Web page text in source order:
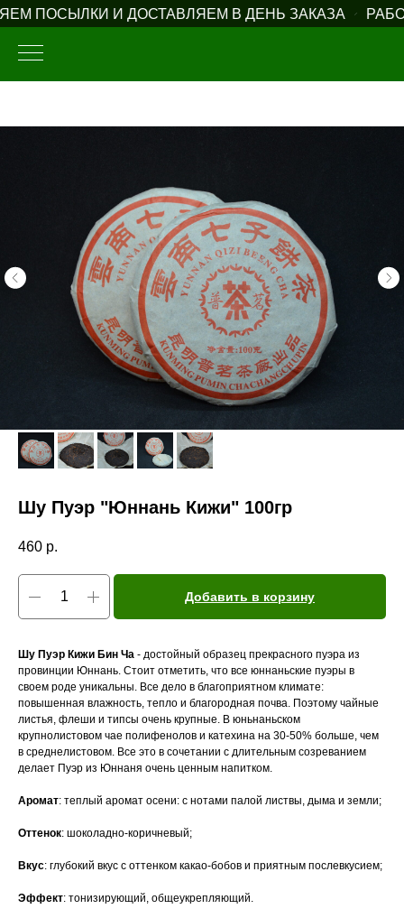
ПОСЫЛКИ И ДОСТАВЛЯЕМ В ДЕНЬ ЗАКАЗА
Шу Пуэр "Юннань Кижи" 100гр
460 р.
Добавить в корзину
Шу Пуэр Кижи Бин Ча - достойный образец прекрасного пуэра из
провинции Юннань. Стоит отметить, что все юннаньские пуэры в
своем роде уникальны. Все дело в благоприятном климате:
повышенная влажность, тепло и благородная почва. Поэтому чайные
листья, флеши и типсы очень крупные. В юньнаньском
крупнолистовом чае полифенолов и катехина на 30-50% больше, чем
в среднелистовом. Все это в сочетании с длительным созреванием
делает Пуэр из Юннаня очень ценным напитком.
Аромат: теплый аромат осени: с нотами палой листвы, дыма и земли;
Оттенок: шоколадно-коричневый;
Вкус: глубокий вкус с оттенком какао-бобов и приятным послевкусием;
Эффект: тонизирующий, общеукрепляющий.